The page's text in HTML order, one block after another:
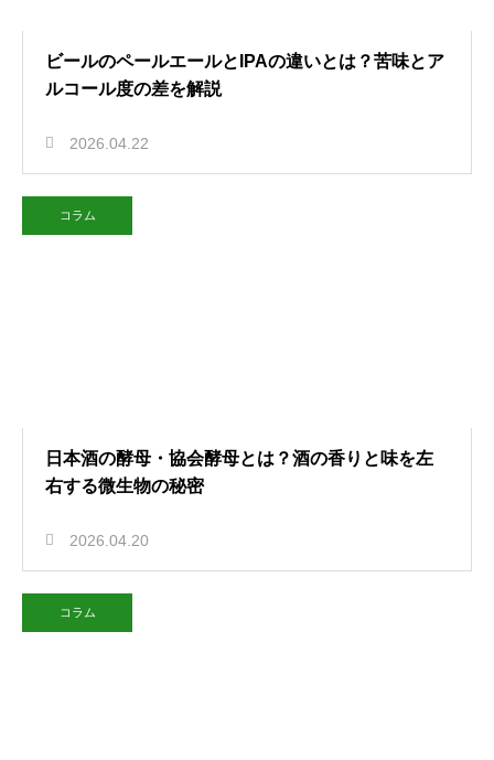
ビールのペールエールとIPAの違いとは？苦味とア
ルコール度の差を解説
2026.04.22
コラム
日本酒の酵母・協会酵母とは？酒の香りと味を左
右する微生物の秘密
2026.04.20
コラム